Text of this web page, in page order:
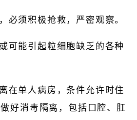
必须积极抢救，严密观察。
可能引起粒细胞缺乏的各种
在单人病房，条件允许时住
好消毒隔离，包括口腔、肛